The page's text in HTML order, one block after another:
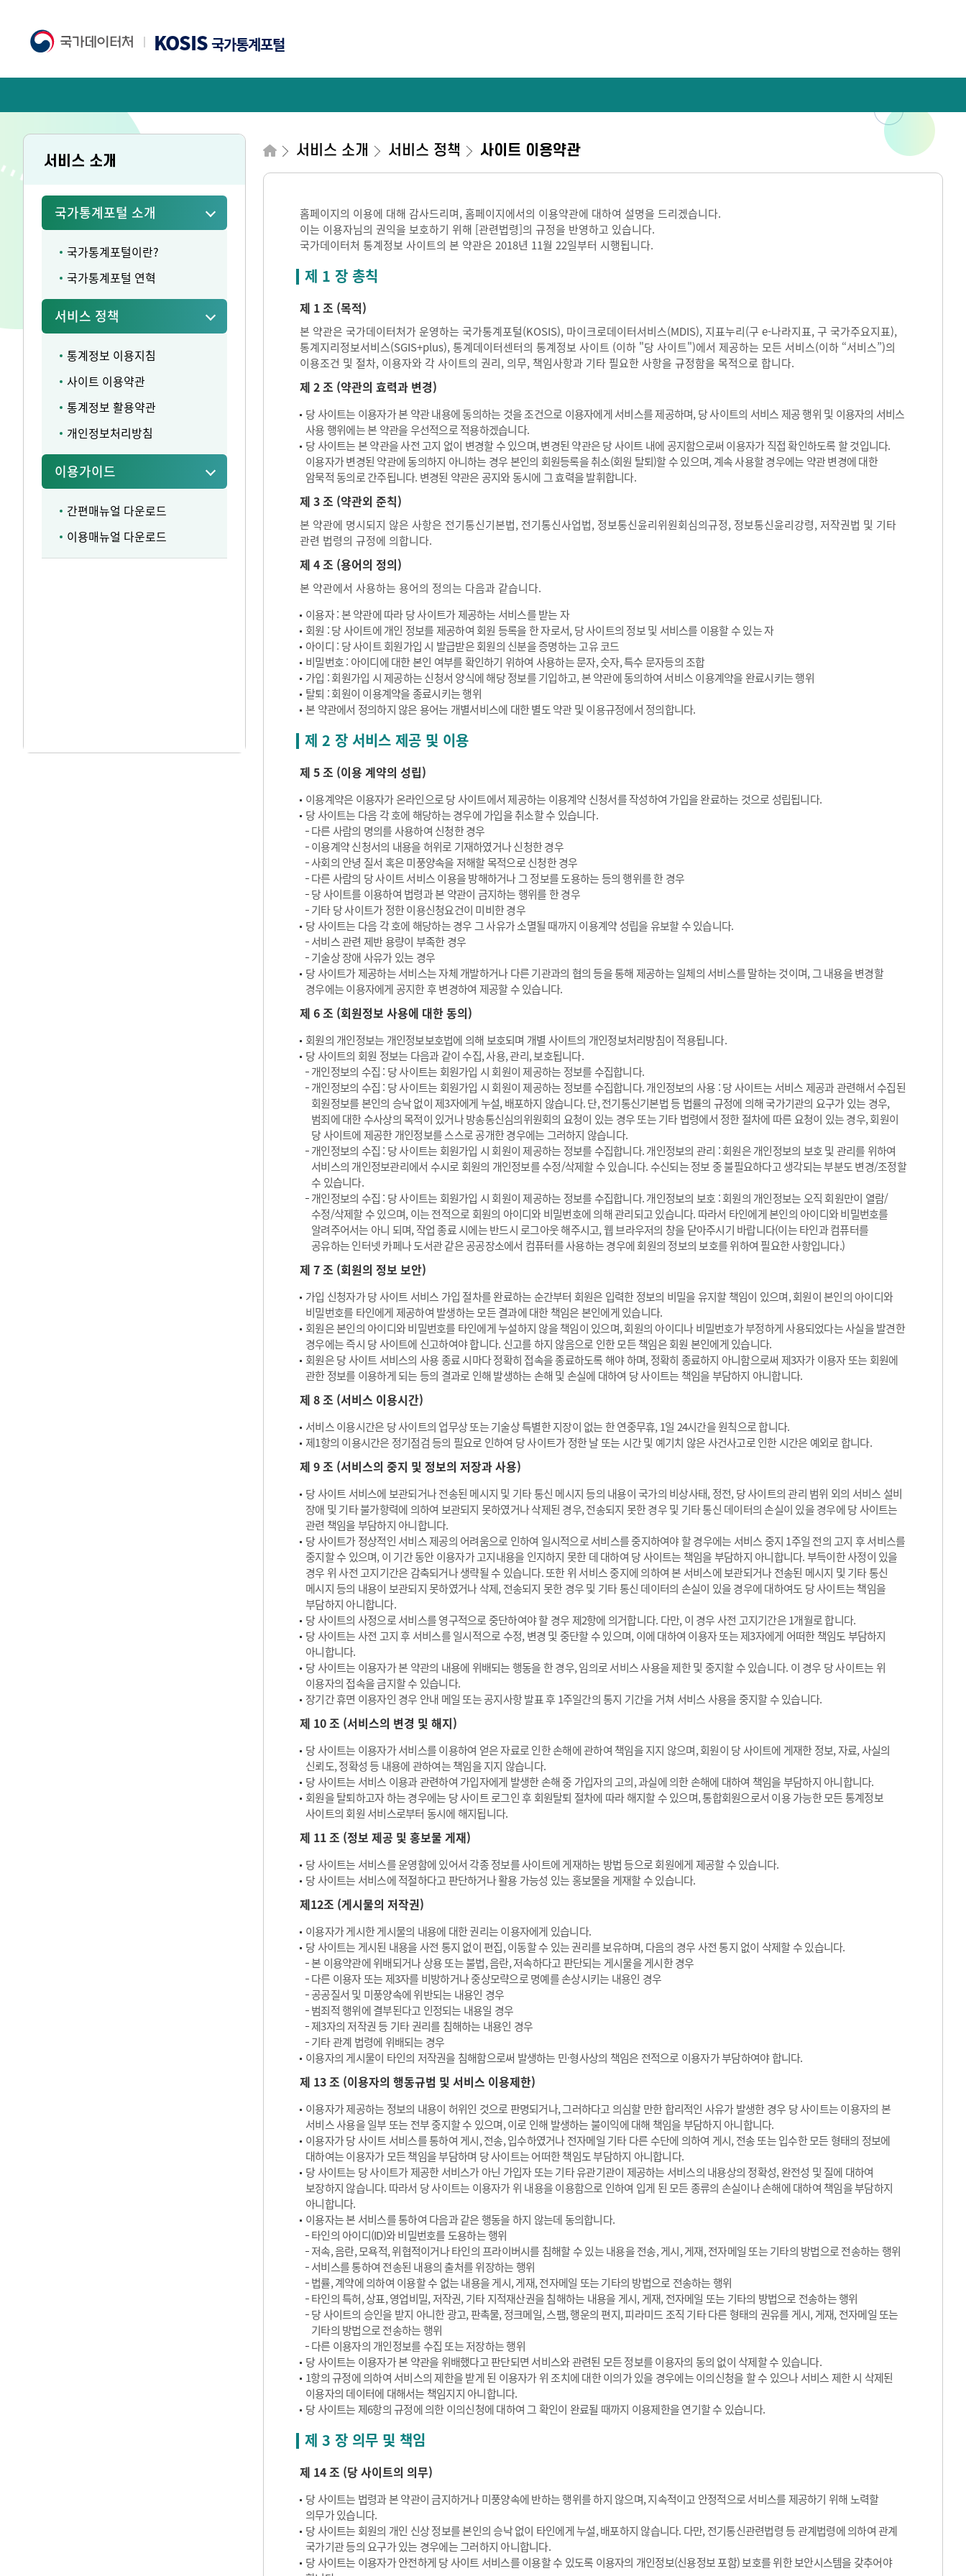
KOSIS국가통계포털
서비스 소개
국가통계포털 소개
국가통계포털이란?
국가통계포털 연혁
서비스 정책
통계정보 이용지침
사이트 이용약관
통계정보 활용약관
개인정보처리방침
이용가이드
간편매뉴얼 다운로드
이용매뉴얼 다운로드
서비스 소개 서비스 정책 사이트 이용약관
홈페이지의 이용에 대해 감사드리며, 홈페이지에서의 이용약관에 대하여 설명을 드리겠습니다.
이는 이용자님의 권익을 보호하기 위해 [관련법령]의 규정을 반영하고 있습니다.
국가데이터처 통계정보 사이트의 본 약관은 2018년 11월 22일부터 시행됩니다.
제 1 장 총칙
제 1 조 (목적)
본 약관은 국가데이터처가 운영하는 국가통계포털(KOSIS), 마이크로데이터서비스(MDIS), 지표누리(구 e-나라지표, 구 국가주요지표),
통계지리정보서비스(SGIS+plus), 통계데이터센터의 통계정보 사이트 (이하 "당 사이트")에서 제공하는 모든 서비스(이하 “서비스”)의
이용조건 및 절차, 이용자와 각 사이트의 권리, 의무, 책임사항과 기타 필요한 사항을 규정함을 목적으로 합니다.
제 2 조 (약관의 효력과 변경)
당 사이트는 이용자가 본 약관 내용에 동의하는 것을 조건으로 이용자에게 서비스를 제공하며, 당 사이트의 서비스 제공 행위 및 이용자의 서비스
사용 행위에는 본 약관을 우선적으로 적용하겠습니다.
당 사이트는 본 약관을 사전 고지 없이 변경할 수 있으며, 변경된 약관은 당 사이트 내에 공지함으로써 이용자가 직접 확인하도록 할 것입니다.
이용자가 변경된 약관에 동의하지 아니하는 경우 본인의 회원등록을 취소(회원 탈퇴)할 수 있으며, 계속 사용할 경우에는 약관 변경에 대한
암묵적 동의로 간주됩니다. 변경된 약관은 공지와 동시에 그 효력을 발휘합니다.
제 3 조 (약관외 준칙)
본 약관에 명시되지 않은 사항은 전기통신기본법, 전기통신사업법, 정보통신윤리위원회심의규정, 정보통신윤리강령, 저작권법 및 기타
관련 법령의 규정에 의합니다.
제 4 조 (용어의 정의)
본 약관에서 사용하는 용어의 정의는 다음과 같습니다.
이용자 : 본 약관에 따라 당 사이트가 제공하는 서비스를 받는 자
회원 : 당 사이트에 개인 정보를 제공하여 회원 등록을 한 자로서, 당 사이트의 정보 및 서비스를 이용할 수 있는 자
아이디 : 당 사이트 회원가입 시 발급받은 회원의 신분을 증명하는 고유 코드
비밀번호 : 아이디에 대한 본인 여부를 확인하기 위하여 사용하는 문자, 숫자, 특수 문자등의 조합
가입 : 회원가입 시 제공하는 신청서 양식에 해당 정보를 기입하고, 본 약관에 동의하여 서비스 이용계약을 완료시키는 행위
탈퇴 : 회원이 이용계약을 종료시키는 행위
본 약관에서 정의하지 않은 용어는 개별서비스에 대한 별도 약관 및 이용규정에서 정의합니다.
제 2 장 서비스 제공 및 이용
제 5 조 (이용 계약의 성립)
이용계약은 이용자가 온라인으로 당 사이트에서 제공하는 이용계약 신청서를 작성하여 가입을 완료하는 것으로 성립됩니다.
당 사이트는 다음 각 호에 해당하는 경우에 가입을 취소할 수 있습니다.
다른 사람의 명의를 사용하여 신청한 경우
이용계약 신청서의 내용을 허위로 기재하였거나 신청한 경우
사회의 안녕 질서 혹은 미풍양속을 저해할 목적으로 신청한 경우
다른 사람의 당 사이트 서비스 이용을 방해하거나 그 정보를 도용하는 등의 행위를 한 경우
당 사이트를 이용하여 법령과 본 약관이 금지하는 행위를 한 경우
기타 당 사이트가 정한 이용신청요건이 미비한 경우
당 사이트는 다음 각 호에 해당하는 경우 그 사유가 소멸될 때까지 이용계약 성립을 유보할 수 있습니다.
서비스 관련 제반 용량이 부족한 경우
기술상 장애 사유가 있는 경우
당 사이트가 제공하는 서비스는 자체 개발하거나 다른 기관과의 협의 등을 통해 제공하는 일체의 서비스를 말하는 것이며, 그 내용을 변경할
경우에는 이용자에게 공지한 후 변경하여 제공할 수 있습니다.
제 6 조 (회원정보 사용에 대한 동의)
회원의 개인정보는 개인정보보호법에 의해 보호되며 개별 사이트의 개인정보처리방침이 적용됩니다.
당 사이트의 회원 정보는 다음과 같이 수집, 사용, 관리, 보호됩니다.
개인정보의 수집 : 당 사이트는 회원가입 시 회원이 제공하는 정보를 수집합니다.
개인정보의 수집 : 당 사이트는 회원가입 시 회원이 제공하는 정보를 수집합니다. 개인정보의 사용 : 당 사이트는 서비스 제공과 관련해서 수집된
회원정보를 본인의 승낙 없이 제3자에게 누설, 배포하지 않습니다. 단, 전기통신기본법 등 법률의 규정에 의해 국가기관의 요구가 있는 경우,
범죄에 대한 수사상의 목적이 있거나 방송통신심의위원회의 요청이 있는 경우 또는 기타 법령에서 정한 절차에 따른 요청이 있는 경우, 회원이
당 사이트에 제공한 개인정보를 스스로 공개한 경우에는 그러하지 않습니다.
개인정보의 수집 : 당 사이트는 회원가입 시 회원이 제공하는 정보를 수집합니다. 개인정보의 관리 : 회원은 개인정보의 보호 및 관리를 위하여
서비스의 개인정보관리에서 수시로 회원의 개인정보를 수정/삭제할 수 있습니다. 수신되는 정보 중 불필요하다고 생각되는 부분도 변경/조정할
수 있습니다.
개인정보의 수집 : 당 사이트는 회원가입 시 회원이 제공하는 정보를 수집합니다. 개인정보의 보호 : 회원의 개인정보는 오직 회원만이 열람/
수정/삭제할 수 있으며, 이는 전적으로 회원의 아이디와 비밀번호에 의해 관리되고 있습니다. 따라서 타인에게 본인의 아이디와 비밀번호를
알려주어서는 아니 되며, 작업 종료 시에는 반드시 로그아웃 해주시고, 웹 브라우저의 창을 닫아주시기 바랍니다(이는 타인과 컴퓨터를
공유하는 인터넷 카페나 도서관 같은 공공장소에서 컴퓨터를 사용하는 경우에 회원의 정보의 보호를 위하여 필요한 사항입니다.)
제 7 조 (회원의 정보 보안)
가입 신청자가 당 사이트 서비스 가입 절차를 완료하는 순간부터 회원은 입력한 정보의 비밀을 유지할 책임이 있으며, 회원이 본인의 아이디와
비밀번호를 타인에게 제공하여 발생하는 모든 결과에 대한 책임은 본인에게 있습니다.
회원은 본인의 아이디와 비밀번호를 타인에게 누설하지 않을 책임이 있으며, 회원의 아이디나 비밀번호가 부정하게 사용되었다는 사실을 발견한
경우에는 즉시 당 사이트에 신고하여야 합니다. 신고를 하지 않음으로 인한 모든 책임은 회원 본인에게 있습니다.
회원은 당 사이트 서비스의 사용 종료 시마다 정확히 접속을 종료하도록 해야 하며, 정확히 종료하지 아니함으로써 제3자가 이용자 또는 회원에
관한 정보를 이용하게 되는 등의 결과로 인해 발생하는 손해 및 손실에 대하여 당 사이트는 책임을 부담하지 아니합니다.
제 8 조 (서비스 이용시간)
서비스 이용시간은 당 사이트의 업무상 또는 기술상 특별한 지장이 없는 한 연중무휴, 1일 24시간을 원칙으로 합니다.
제1항의 이용시간은 정기점검 등의 필요로 인하여 당 사이트가 정한 날 또는 시간 및 예기치 않은 사건사고로 인한 시간은 예외로 합니다.
제 9 조 (서비스의 중지 및 정보의 저장과 사용)
당 사이트 서비스에 보관되거나 전송된 메시지 및 기타 통신 메시지 등의 내용이 국가의 비상사태, 정전, 당 사이트의 관리 범위 외의 서비스 설비
장애 및 기타 불가항력에 의하여 보관되지 못하였거나 삭제된 경우, 전송되지 못한 경우 및 기타 통신 데이터의 손실이 있을 경우에 당 사이트는
관련 책임을 부담하지 아니합니다.
당 사이트가 정상적인 서비스 제공의 어려움으로 인하여 일시적으로 서비스를 중지하여야 할 경우에는 서비스 중지 1주일 전의 고지 후 서비스를
중지할 수 있으며, 이 기간 동안 이용자가 고지내용을 인지하지 못한 데 대하여 당 사이트는 책임을 부담하지 아니합니다. 부득이한 사정이 있을
경우 위 사전 고지기간은 감축되거나 생략될 수 있습니다. 또한 위 서비스 중지에 의하여 본 서비스에 보관되거나 전송된 메시지 및 기타 통신
메시지 등의 내용이 보관되지 못하였거나 삭제, 전송되지 못한 경우 및 기타 통신 데이터의 손실이 있을 경우에 대하여도 당 사이트는 책임을
부담하지 아니합니다.
당 사이트의 사정으로 서비스를 영구적으로 중단하여야 할 경우 제2항에 의거합니다. 다만, 이 경우 사전 고지기간은 1개월로 합니다.
당 사이트는 사전 고지 후 서비스를 일시적으로 수정, 변경 및 중단할 수 있으며, 이에 대하여 이용자 또는 제3자에게 어떠한 책임도 부담하지
아니합니다.
당 사이트는 이용자가 본 약관의 내용에 위배되는 행동을 한 경우, 임의로 서비스 사용을 제한 및 중지할 수 있습니다. 이 경우 당 사이트는 위
이용자의 접속을 금지할 수 있습니다.
장기간 휴면 이용자인 경우 안내 메일 또는 공지사항 발표 후 1주일간의 통지 기간을 거쳐 서비스 사용을 중지할 수 있습니다.
제 10 조 (서비스의 변경 및 해지)
당 사이트는 이용자가 서비스를 이용하여 얻은 자료로 인한 손해에 관하여 책임을 지지 않으며, 회원이 당 사이트에 게재한 정보, 자료, 사실의
신뢰도, 정확성 등 내용에 관하여는 책임을 지지 않습니다.
당 사이트는 서비스 이용과 관련하여 가입자에게 발생한 손해 중 가입자의 고의, 과실에 의한 손해에 대하여 책임을 부담하지 아니합니다.
회원을 탈퇴하고자 하는 경우에는 당 사이트 로그인 후 회원탈퇴 절차에 따라 해지할 수 있으며, 통합회원으로서 이용 가능한 모든 통계정보
사이트의 회원 서비스로부터 동시에 해지됩니다.
제 11 조 (정보 제공 및 홍보물 게재)
당 사이트는 서비스를 운영함에 있어서 각종 정보를 사이트에 게재하는 방법 등으로 회원에게 제공할 수 있습니다.
당 사이트는 서비스에 적절하다고 판단하거나 활용 가능성 있는 홍보물을 게재할 수 있습니다.
제12조 (게시물의 저작권)
이용자가 게시한 게시물의 내용에 대한 권리는 이용자에게 있습니다.
당 사이트는 게시된 내용을 사전 통지 없이 편집, 이동할 수 있는 권리를 보유하며, 다음의 경우 사전 통지 없이 삭제할 수 있습니다.
본 이용약관에 위배되거나 상용 또는 불법, 음란, 저속하다고 판단되는 게시물을 게시한 경우
다른 이용자 또는 제3자를 비방하거나 중상모략으로 명예를 손상시키는 내용인 경우
공공질서 및 미풍양속에 위반되는 내용인 경우
범죄적 행위에 결부된다고 인정되는 내용일 경우
제3자의 저작권 등 기타 권리를 침해하는 내용인 경우
기타 관계 법령에 위배되는 경우
이용자의 게시물이 타인의 저작권을 침해함으로써 발생하는 민·형사상의 책임은 전적으로 이용자가 부담하여야 합니다.
제 13 조 (이용자의 행동규범 및 서비스 이용제한)
이용자가 제공하는 정보의 내용이 허위인 것으로 판명되거나, 그러하다고 의심할 만한 합리적인 사유가 발생한 경우 당 사이트는 이용자의 본
서비스 사용을 일부 또는 전부 중지할 수 있으며, 이로 인해 발생하는 불이익에 대해 책임을 부담하지 아니합니다.
이용자가 당 사이트 서비스를 통하여 게시, 전송, 입수하였거나 전자메일 기타 다른 수단에 의하여 게시, 전송 또는 입수한 모든 형태의 정보에
대하여는 이용자가 모든 책임을 부담하며 당 사이트는 어떠한 책임도 부담하지 아니합니다.
당 사이트는 당 사이트가 제공한 서비스가 아닌 가입자 또는 기타 유관기관이 제공하는 서비스의 내용상의 정확성, 완전성 및 질에 대하여
보장하지 않습니다. 따라서 당 사이트는 이용자가 위 내용을 이용함으로 인하여 입게 된 모든 종류의 손실이나 손해에 대하여 책임을 부담하지
아니합니다.
이용자는 본 서비스를 통하여 다음과 같은 행동을 하지 않는데 동의합니다.
타인의 아이디(ID)와 비밀번호를 도용하는 행위
저속, 음란, 모욕적, 위협적이거나 타인의 프라이버시를 침해할 수 있는 내용을 전송, 게시, 게재, 전자메일 또는 기타의 방법으로 전송하는 행위
서비스를 통하여 전송된 내용의 출처를 위장하는 행위
법률, 계약에 의하여 이용할 수 없는 내용을 게시, 게재, 전자메일 또는 기타의 방법으로 전송하는 행위
타인의 특허, 상표, 영업비밀, 저작권, 기타 지적재산권을 침해하는 내용을 게시, 게재, 전자메일 또는 기타의 방법으로 전송하는 행위
당 사이트의 승인을 받지 아니한 광고, 판촉물, 정크메일, 스팸, 행운의 편지, 피라미드 조직 기타 다른 형태의 권유를 게시, 게재, 전자메일 또는
기타의 방법으로 전송하는 행위
다른 이용자의 개인정보를 수집 또는 저장하는 행위
당 사이트는 이용자가 본 약관을 위배했다고 판단되면 서비스와 관련된 모든 정보를 이용자의 동의 없이 삭제할 수 있습니다.
1항의 규정에 의하여 서비스의 제한을 받게 된 이용자가 위 조치에 대한 이의가 있을 경우에는 이의신청을 할 수 있으나 서비스 제한 시 삭제된
이용자의 데이터에 대해서는 책임지지 아니합니다.
당 사이트는 제6항의 규정에 의한 이의신청에 대하여 그 확인이 완료될 때까지 이용제한을 연기할 수 있습니다.
제 3 장 의무 및 책임
제 14 조 (당 사이트의 의무)
당 사이트는 법령과 본 약관이 금지하거나 미풍양속에 반하는 행위를 하지 않으며, 지속적이고 안정적으로 서비스를 제공하기 위해 노력할
의무가 있습니다.
당 사이트는 회원의 개인 신상 정보를 본인의 승낙 없이 타인에게 누설, 배포하지 않습니다. 다만, 전기통신관련법령 등 관계법령에 의하여 관계
국가기관 등의 요구가 있는 경우에는 그러하지 아니합니다.
당 사이트는 이용자가 안전하게 당 사이트 서비스를 이용할 수 있도록 이용자의 개인정보(신용정보 포함) 보호를 위한 보안시스템을 갖추어야